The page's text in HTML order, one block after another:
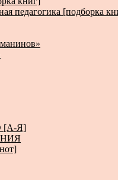
педагогика [подборка
[А-Я]